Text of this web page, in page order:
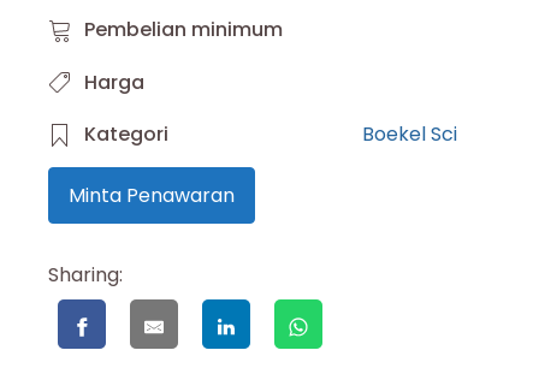
Pembelian minimum
Harga
Kategori
Boekel Sci
Minta Penawaran
Sharing: